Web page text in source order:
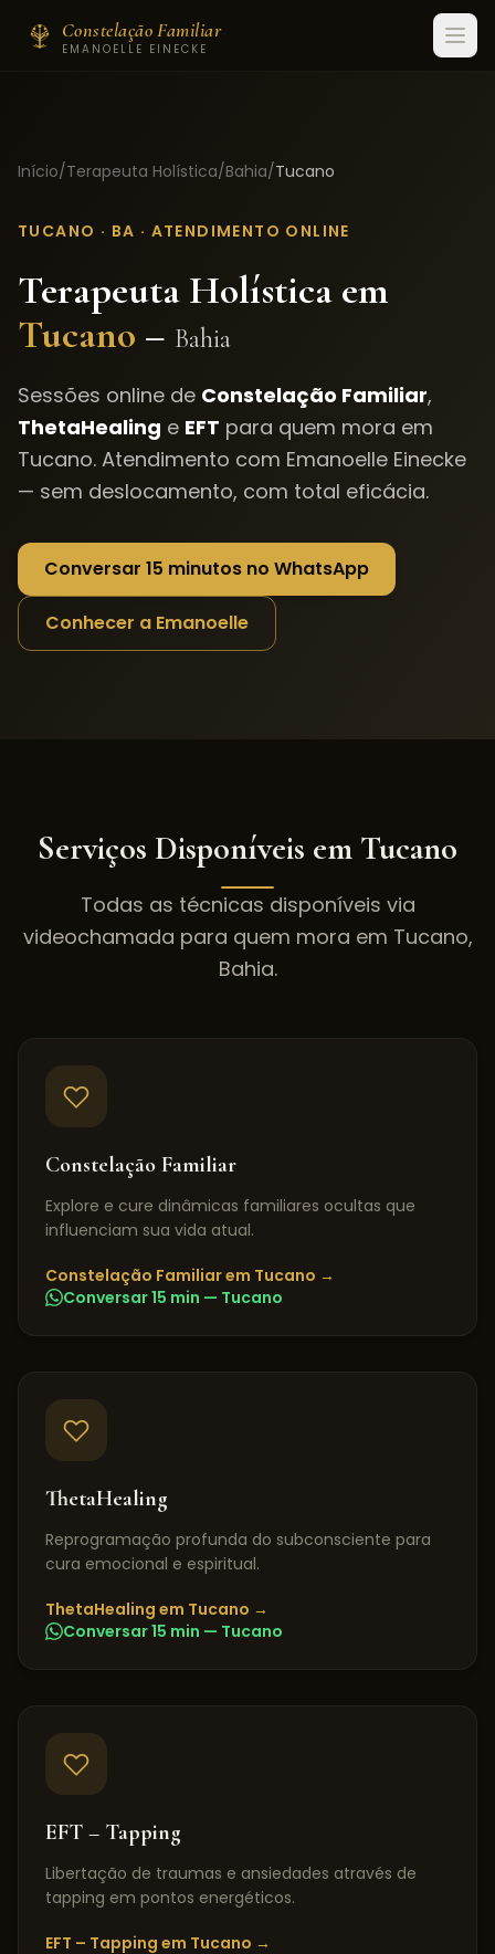
Constelação Familiar
EMANOELLE EINECKE
Início/Terapeuta Holística/Bahia/Tucano
TUCANO · BA · ATENDIMENTO ONLINE
Terapeuta Holística em
Tucano – Bahia
Sessões online de Constelação Familiar,
ThetaHealing e EFT para quem mora em
Tucano. Atendimento com Emanoelle Einecke
— sem deslocamento, com total eficácia.
Conversar 15 minutos no WhatsApp
Conhecer a Emanoelle
Serviços Disponíveis em Tucano
Todas as técnicas disponíveis via
videochamada para quem mora em Tucano,
Bahia.
Constelação Familiar
Explore e cure dinâmicas familiares ocultas que
influenciam sua vida atual.
Constelação Familiarem Tucano →
Conversar 15 min — Tucano
ThetaHealing
Reprogramação profunda do subconsciente para
cura emocional e espiritual.
ThetaHealing em Tucano →
Conversar 15 min — Tucano
EFT – Tapping
Libertação de traumas e ansiedades através de
tapping em pontos energéticos.
EFT – Tapping em Tucano →